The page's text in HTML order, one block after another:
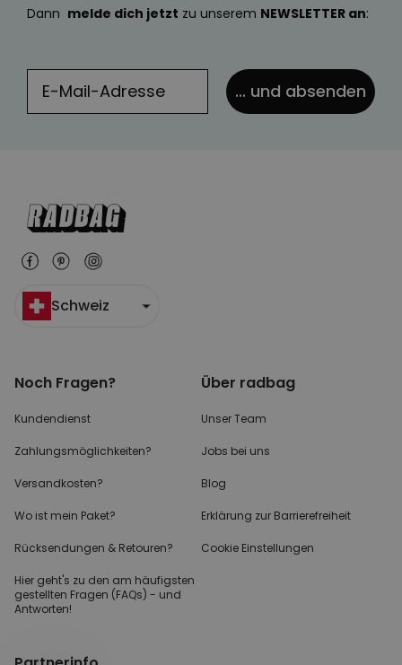
Dann melde dich jetzt zu unserem NEWSLETTER an:
... und absenden
Schweiz
Noch Fragen?
Kundendienst
Zahlungsmöglichkeiten?
Versandkosten?
Wo ist mein Paket?
Rücksendungen & Retouren?
Hier geht's zu den am häufigsten
gestellten Fragen (FAQs) - und
Antworten!
Über radbag
Unser Team
Jobs bei uns
Blog
Erklärung zur Barrierefreiheit
Cookie Einstellungen